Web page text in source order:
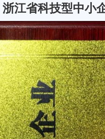
浙江省科技型中小